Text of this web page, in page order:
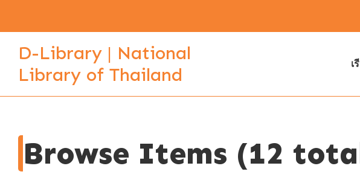
D-Library | National
Library of Thailand
เ
Browse Items (12